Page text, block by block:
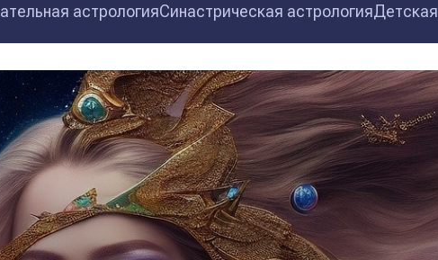
астрологияСинастрическая астрология